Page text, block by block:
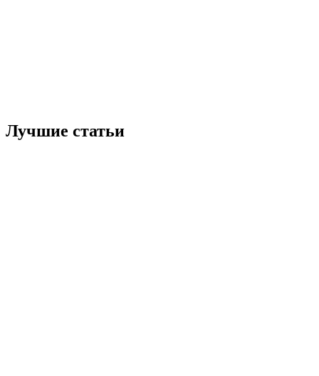
Лучшие статьи